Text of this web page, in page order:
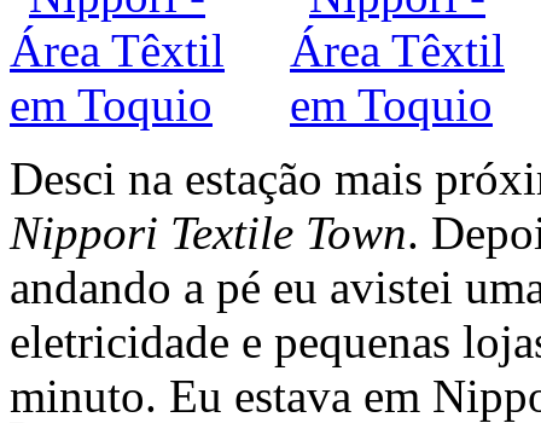
Desci na estação mais
Nippori Textile Town.
andando a pé eu avistei
eletricidade e pequenas
minuto. Eu estava em